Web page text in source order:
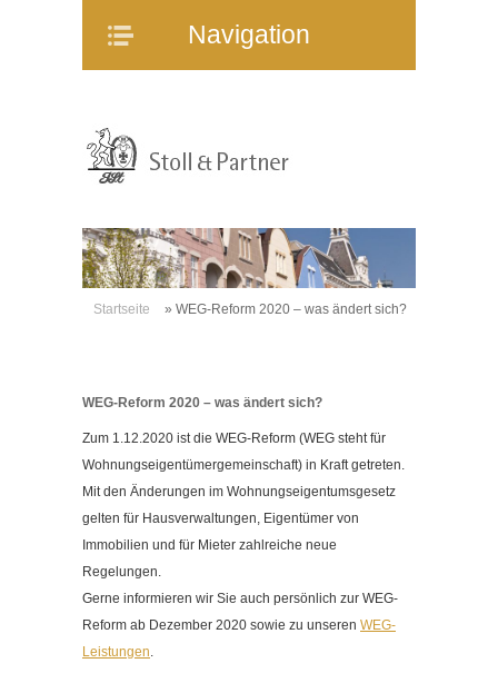
Navigation
Navigation
Mitarbeiter
WEG-Verwaltung
Online-Service
Partner
Stellenangebote
Impressum
Datenschutzerklärung
Startseite » WEG-Reform 2020 – was ändert sich?
WEG-Reform 2020 – was ändert sich?
Zum 1.12.2020 ist die WEG-Reform (WEG steht für
Wohnungseigentümergemeinschaft) in Kraft getreten.
Mit den Änderungen im Wohnungseigentumsgesetz
gelten für Hausverwaltungen, Eigentümer von
Immobilien und für Mieter zahlreiche neue
Regelungen.
Gerne informieren wir Sie auch persönlich zur WEG-
Reform ab Dezember 2020 sowie zu unseren WEG-
Leistungen.